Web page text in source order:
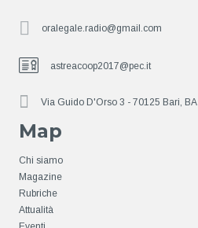
oralegale.radio@gmail.com
astreacoop2017@pec.it
Via Guido D'Orso 3 - 70125 Bari, BA
Map
Chi siamo
Magazine
Rubriche
Attualità